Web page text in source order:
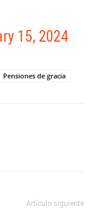
15, 2024
Pensiones de gracia
Artículo siguiente